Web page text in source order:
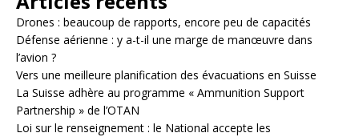
Drones : beaucoup de rapports, encore peu de capacités
Défense aérienne : y a-t-il une marge de manœuvre dans
l’avion ?
Vers une meilleure planification des évacuations en Suisse
La Suisse adhère au programme « Ammunition Support
Partnership » de l’OTAN
Loi sur le renseignement : le National accepte les